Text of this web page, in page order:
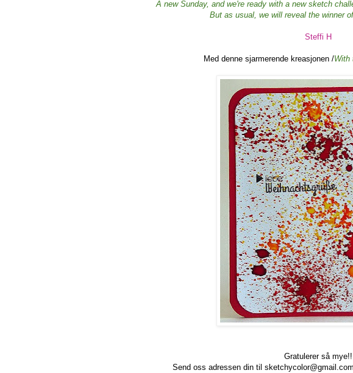
A new Sunday, and we're ready with a new sketch
But as usual, we will reveal the winner
Steffi H
Med denne sjarmerende kreasjonen /With
Gratulerer så mye!!
Send oss adressen din til